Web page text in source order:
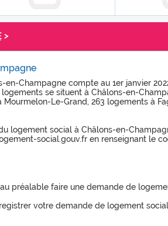
>
Champagne compte au 1er janvier
se situent à Châlons-en-
Le-Grand, 263 logements à
logement social à Châlons-en-
social.gouv.fr en renseignant le
préalable faire une demande de
votre demande de logement